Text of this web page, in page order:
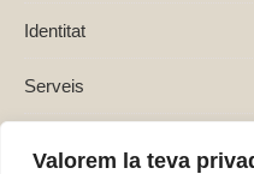
Valorem la teva
Identitat
Serveis